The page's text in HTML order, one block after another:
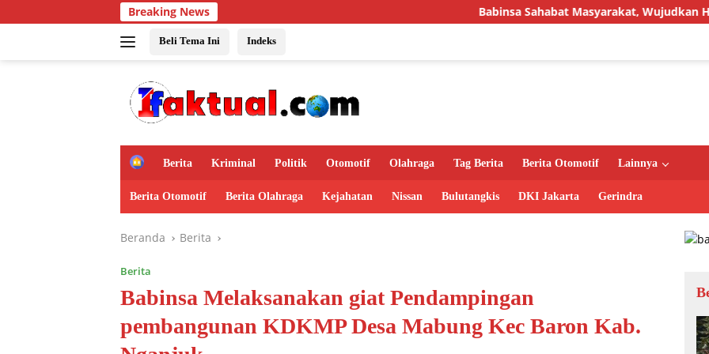
ke
Breaking News Babinsa Sahabat Masyarakat, Wujudkan Hunian Layak
Beli Tema Ini Indeks
H
m
e
Berita Kriminal Politik Otomotif Olahraga Tag Berita Berita Otomotif Lainnya
Berita Otomotif Berita Olahraga Kejahatan Nissan Bulutangkis DKI Jakarta Gerindra
Beranda Berita
Berita
Babinsa Melaksanakan giat Pendampingan
pembangunan KDKMP Desa Mabung Kec Baron Kab.